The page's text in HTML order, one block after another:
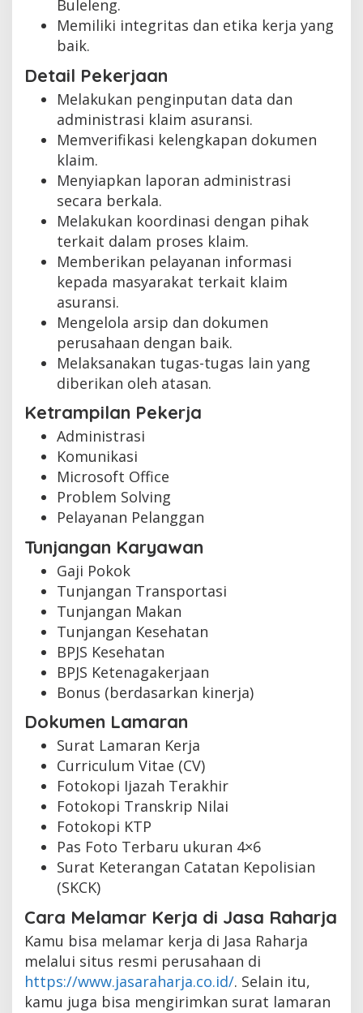
Buleleng.
Memiliki integritas dan etika kerja yang
baik.
Detail Pekerjaan
Melakukan penginputan data dan
administrasi klaim asuransi.
Memverifikasi kelengkapan dokumen
klaim.
Menyiapkan laporan administrasi
secara berkala.
Melakukan koordinasi dengan pihak
terkait dalam proses klaim.
Memberikan pelayanan informasi
kepada masyarakat terkait klaim
asuransi.
Mengelola arsip dan dokumen
perusahaan dengan baik.
Melaksanakan tugas-tugas lain yang
diberikan oleh atasan.
Ketrampilan Pekerja
Administrasi
Komunikasi
Microsoft Office
Problem Solving
Pelayanan Pelanggan
Tunjangan Karyawan
Gaji Pokok
Tunjangan Transportasi
Tunjangan Makan
Tunjangan Kesehatan
BPJS Kesehatan
BPJS Ketenagakerjaan
Bonus (berdasarkan kinerja)
Dokumen Lamaran
Surat Lamaran Kerja
Curriculum Vitae (CV)
Fotokopi Ijazah Terakhir
Fotokopi Transkrip Nilai
Fotokopi KTP
Pas Foto Terbaru ukuran 4×6
Surat Keterangan Catatan Kepolisian
(SKCK)
Cara Melamar Kerja di Jasa Raharja
Kamu bisa melamar kerja di Jasa Raharja
melalui situs resmi perusahaan di
https://www.jasaraharja.co.id/. Selain itu,
kamu juga bisa mengirimkan surat lamaran